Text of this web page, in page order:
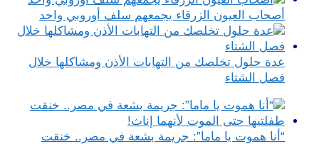
أصحاب العيون الزرقاء يجمعهم سلف أوروبي واحد
عدة حلول تخلصك من التهابات الأذن ومشاكلها خلال
فصل الشتاء
“أنا هموت يا ماما”: جريمة بشعة في مصر.. خنقت